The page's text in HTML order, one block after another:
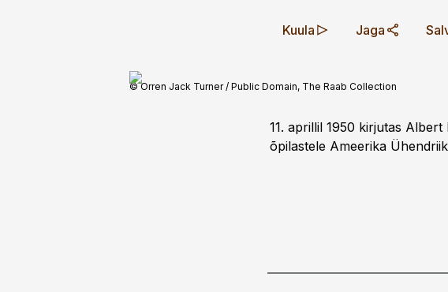
Kuula Jaga
© Orren Jack Turner / Public Domain, The Raab Collection
11. aprillil 1950 kirjutas
õpilastele Ameerika